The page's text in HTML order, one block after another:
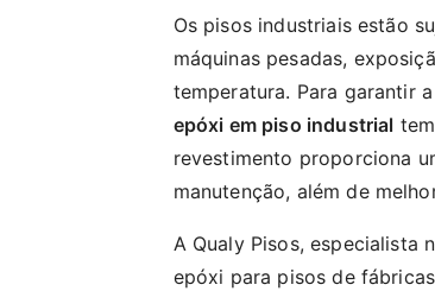
Os pisos industriais estão
máquinas pesadas,
temperatura. Para garantir
epóxi em piso industrial
revestimento proporciona
manutenção, além de
A Qualy Pisos, especialista
epóxi para pisos de